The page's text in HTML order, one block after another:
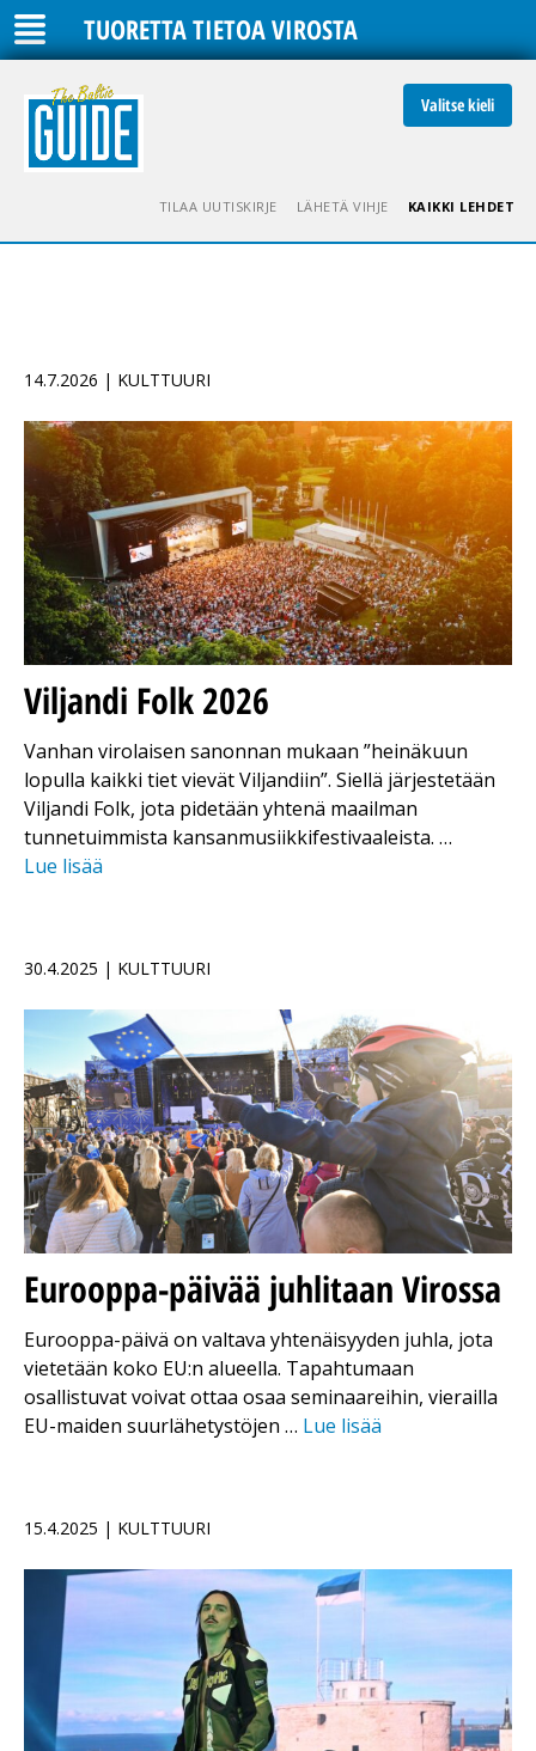
TUORETTA TIETOA VIROSTA
Valitse kieli
TILAA UUTISKIRJE LÄHETÄ VIHJE KAIKKI LEHDET
14.7.2026 | KULTTUURI
Viljandi Folk 2026
Vanhan virolaisen sanonnan mukaan ”heinäkuun
lopulla kaikki tiet vievät Viljandiin”. Siellä järjestetään
Viljandi Folk, jota pidetään yhtenä maailman
tunnetuimmista kansanmusiikkifestivaaleista. …
Lue lisää
30.4.2025 | KULTTUURI
Eurooppa-päivää juhlitaan Virossa
Eurooppa-päivä on valtava yhtenäisyyden juhla, jota
vietetään koko EU:n alueella. Tapahtumaan
osallistuvat voivat ottaa osaa seminaareihin, vierailla
EU-maiden suurlähetystöjen … Lue lisää
15.4.2025 | KULTTUURI